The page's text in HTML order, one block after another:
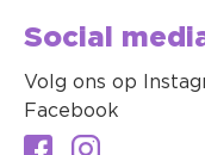
Social
Volg ons op
Facebook